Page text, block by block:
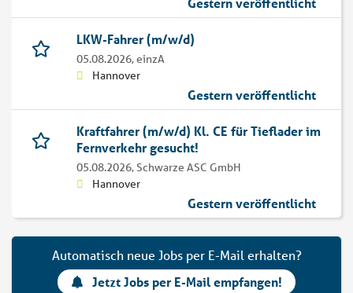
LKW-Fahrer (m/w/d)
05.08.2026,einzA
Hannover
Gestern veröffentlicht
Kraftfahrer (m/w/d) Kl. CE für Tieflader im
Fernverkehr gesucht!
05.08.2026,Schwarze ASC GmbH
Hannover
Gestern veröffentlicht
Automatisch neue Jobs per E-Mail erhalten?
Jetzt Jobs per E-Mail empfangen!